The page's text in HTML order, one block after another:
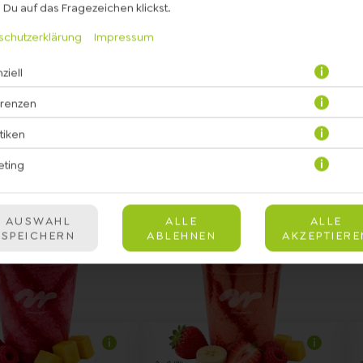
auf das Fragezeichen klickst.
Impressum
AUSWAHL
SPEICHERN
ALLE
ABLEHNEN
ALLE